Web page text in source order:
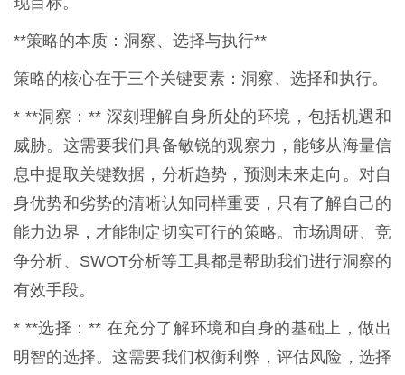
**策略的本质：洞察、选择与执行**
策略的核心在于三个关键要素：洞察、选择和执行。
* **洞察：** 深刻理解自身所处的环境，包括机遇和
威胁。这需要我们具备敏锐的观察力，能够从海量信
息中提取关键数据，分析趋势，预测未来走向。对自
身优势和劣势的清晰认知同样重要，只有了解自己的
能力边界，才能制定切实可行的策略。市场调研、竞
争分析、SWOT分析等工具都是帮助我们进行洞察的
有效手段。
* **选择：** 在充分了解环境和自身的基础上，做出
明智的选择。这需要我们权衡利弊，评估风险，选择